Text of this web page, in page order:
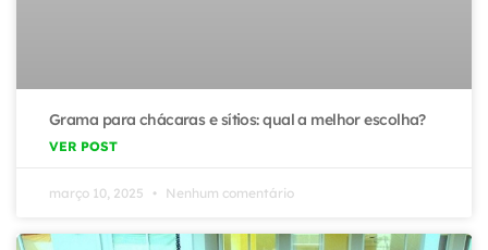
Grama para chácaras e sítios: qual a melhor escolha?
VER POST
março 10, 2025 Nenhum comentário